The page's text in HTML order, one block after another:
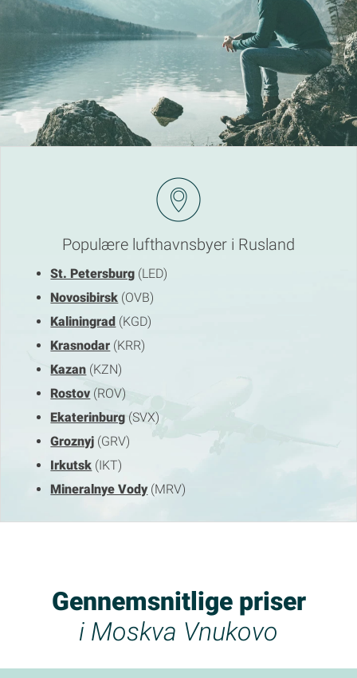
Populære lufthavnsbyer i Rusland
St. Petersburg (LED)
Novosibirsk (OVB)
Kaliningrad (KGD)
Krasnodar (KRR)
Kazan (KZN)
Rostov (ROV)
Ekaterinburg (SVX)
Groznyj (GRV)
Irkutsk (IKT)
Mineralnye Vody(MRV)
Gennemsnitlige priser
i Moskva Vnukovo